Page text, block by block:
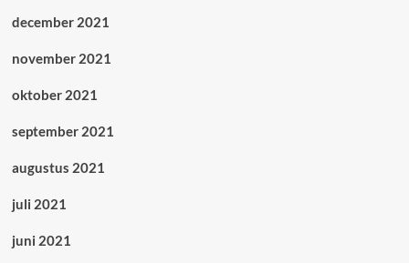
december 2021
november 2021
oktober 2021
september 2021
augustus 2021
juli 2021
juni 2021